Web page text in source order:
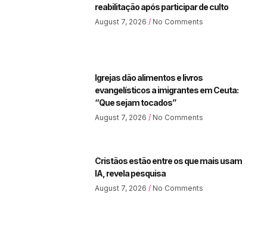
reabilitação após participar de culto
August 7, 2026 No Comments
Igrejas dão alimentos e livros
evangelísticos a imigrantes em Ceuta:
“Que sejam tocados”
August 7, 2026 No Comments
Cristãos estão entre os que mais usam
IA, revela pesquisa
August 7, 2026 No Comments